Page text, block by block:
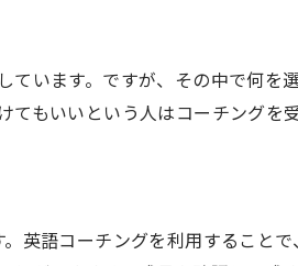
います。ですが、その中で何を
てもいいという人はコーチングを
英語コーチングを利用すること